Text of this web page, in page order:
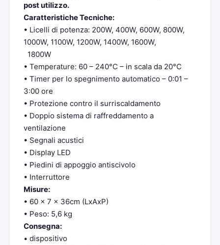
post utilizzo.
Caratteristiche Tecniche:
• Licelli di potenza: 200W, 400W, 600W, 800W,
1000W, 1100W, 1200W, 1400W, 1600W,
1800W
• Temperature: 60 – 240°C – in scala da 20°C
• Timer per lo spegnimento automatico – 0:01 –
3:00 ore
• Protezione contro il surriscaldamento
• Doppio sistema di raffreddamento a
ventilazione
• Segnali acustici
• Display LED
• Piedini di appoggio antiscivolo
• Interruttore
Misure:
• 60 x 7 x 36cm (LxAxP)
• Peso: 5,6 kg
Consegna:
• dispositivo